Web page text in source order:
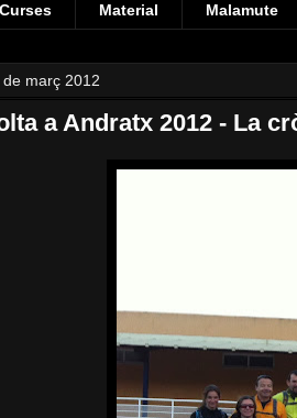
Curses Material Malamute
de març 2012
a Andratx 2012 - La